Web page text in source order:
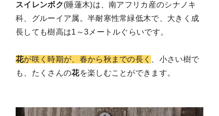
スイレンボク(睡蓮木)は、南アフリカ産のシナノキ
科、グルーイア属。半耐寒性常緑低木で、大きく成
長しても樹高は1～3メートルぐらいです。
花が咲く時期が、春から秋までの長く
、小さい樹で
も、たくさんの花を楽しむことができます。